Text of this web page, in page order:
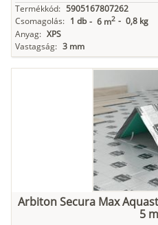
Termékkód: 5905167807262
Csomagolás: 1 db - 6 m2 - 0,8 kg
Anyag: XPS
Vastagság: 3 mm
Arbiton Secura Max
5